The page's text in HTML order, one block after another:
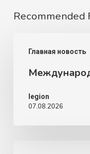
Recommended
Главная новость
опыт
legion
07.08.2026